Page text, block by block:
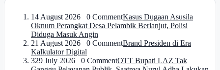
14 August 2026 0 CommentKasus Dugaan Asusila
Oknum Perangkat Desa Pelambik Berlanjut, Polisi
Diduga Masuk Angin
21 August 2026 0 CommentBrand Presiden di Era
Kalkulator Digital
329 July 2026 0 CommentOTT Bupati LAZ Tak